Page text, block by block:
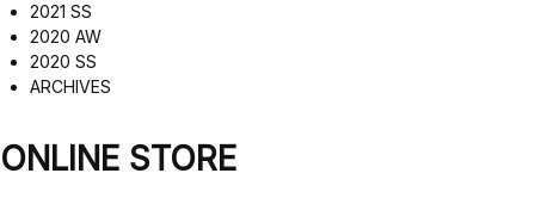
2021 SS
2020 AW
2020 SS
ARCHIVES
ONLINE STORE